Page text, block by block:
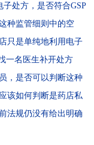
处方，是否符合GSP
种监管细则中的空
只是单纯地利用电子
一名医生补开处方
，是否可以判断这种
该如何判断是药店私
法规仍没有给出明确